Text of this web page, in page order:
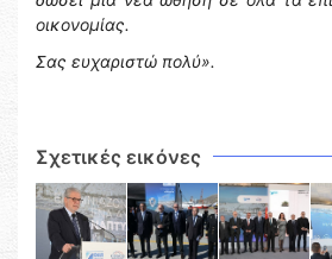
οικονομίας.
Σας ευχαριστώ πολύ».
Σχετικές εικόνες